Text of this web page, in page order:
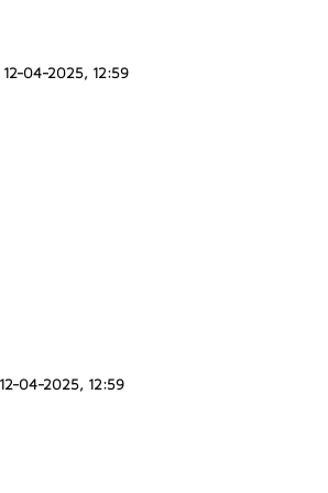
12-04-2025, 12:59
12-04-2025, 12:59